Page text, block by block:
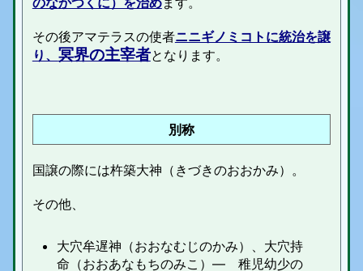
その後アマテラスの使者ニニギノミコトに統治を譲
り、 冥界の主宰者となります。
別称
国譲の際には杵築大神（きづきのおおかみ）。
その他、
大穴牟遅神（おおなむじのかみ）、大穴持
命（おおあなもちのみこ）― 稚児幼少の